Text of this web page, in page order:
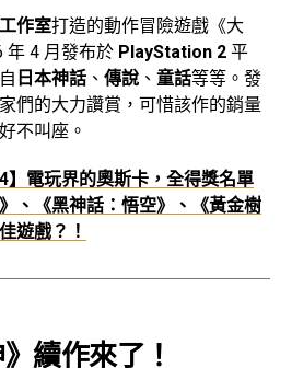
作室打造的動作冒險遊戲《大
年 4 月發布於 PlayStation 2 平
日本神話 、 傳說 、 童話等等。發
們的大力讚賞，可惜該作的銷量
不叫座。
】電玩界的奧斯卡，全得獎名單
、《黑神話：悟空》、《黃金樹
遊戲？！
》續作來了！